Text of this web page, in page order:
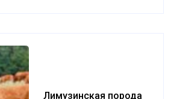
Лимузинская порода